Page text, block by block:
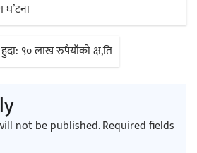
घ’टना
९० लाख रुपैयाँकाे क्ष,ति
not be published.Required fields